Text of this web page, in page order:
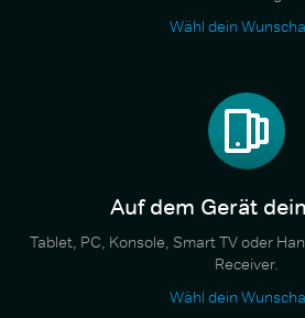
Wähl dein
Auf dem Gerät
Tablet, PC, Konsole, Smart TV oder
Receiver.
Wähl dein